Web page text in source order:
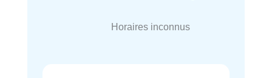
Horaires inconnus